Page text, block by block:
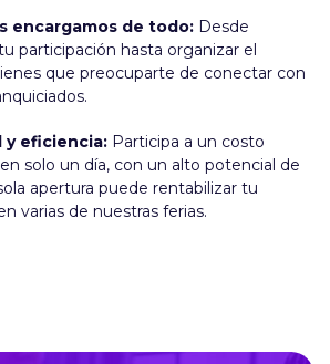
encargamos de todo: Desde
participación hasta organizar el
que preocuparte de conectar con
y eficiencia: Participa a un costo
solo un día, con un alto potencial de
apertura puede rentabilizar tu
varias de nuestras ferias.